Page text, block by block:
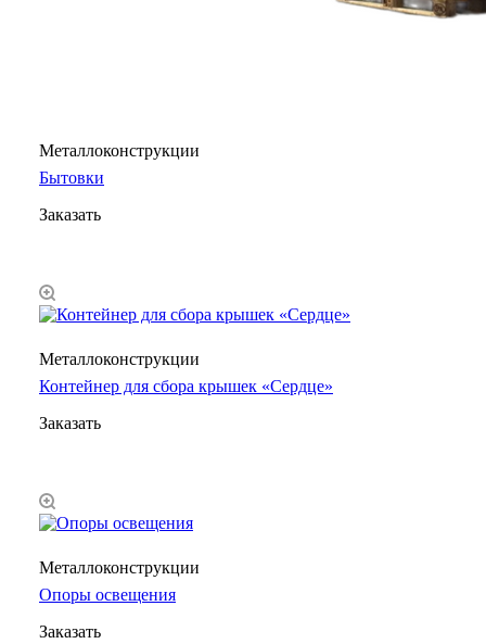
Металлоконструкции
Бытовки
Заказать
Металлоконструкции
Контейнер для сбора крышек «Сердце»
Заказать
Металлоконструкции
Опоры освещения
Заказать